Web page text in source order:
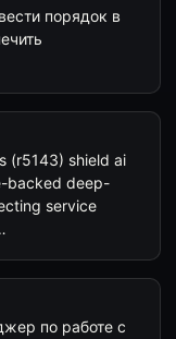
порядок в
(r5143) shield ai
backed deep-
service
по работе с